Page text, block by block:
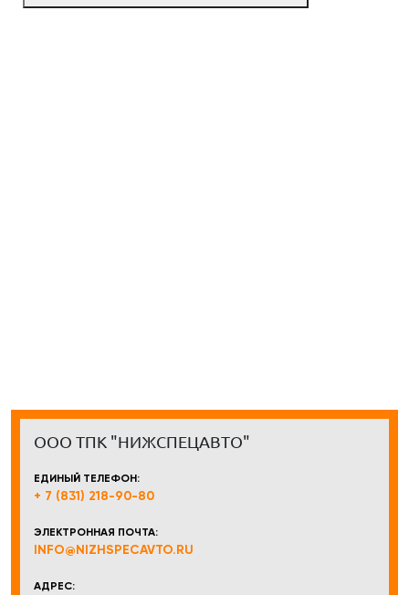
ООО ТПК "НИЖСПЕЦАВТО"
ЕДИНЫЙ ТЕЛЕФОН:
+ 7 (831) 218-90-80
ЭЛЕКТРОННАЯ ПОЧТА:
INFO@NIZHSPECAVTO.RU
АДРЕС: